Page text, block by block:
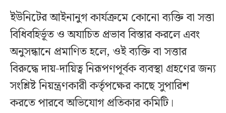
ইউনিটের আইনানুগ কার্যক্রমে কোনো ব্যক্তি বা সত্তা
বিধিবহির্ভূত ও অযাচিত প্রভাব বিস্তার করলে এবং
অনুসন্ধানে প্রমাণিত হলে, ওই ব্যক্তি বা সত্তার
বিরুদ্ধে দায়-দায়িত্ব নিরূপণপূর্বক ব্যবস্থা গ্রহণের জন্য
সংশ্লিষ্ট নিয়ন্ত্রণকারী কর্তৃপক্ষের কাছে সুপারিশ
করতে পারবে অভিযোগ প্রতিকার কমিটি।